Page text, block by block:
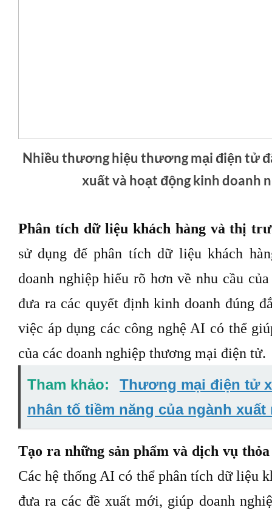
Nhiều thương hiệu thương mại điện tử
xuất và hoạt động kinh doanh
Phân tích dữ liệu khách hàng và thị
sử dụng để phân tích dữ liệu khách
doanh nghiệp hiểu rõ hơn về nhu cầu
đưa ra các quyết định kinh doanh đúng
việc áp dụng các công nghệ AI có thể
của các doanh nghiệp thương mại điện tử.
Tham khảo:
Thương mại điện tử
nhân tố tiềm năng của ngành xuất
Tạo ra những sản phẩm và dịch vụ
Các hệ thống AI có thể phân tích dữ liệu
đưa ra các đề xuất mới, giúp doanh